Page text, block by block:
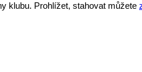
klubu. Prohlížet, stahovat můžete